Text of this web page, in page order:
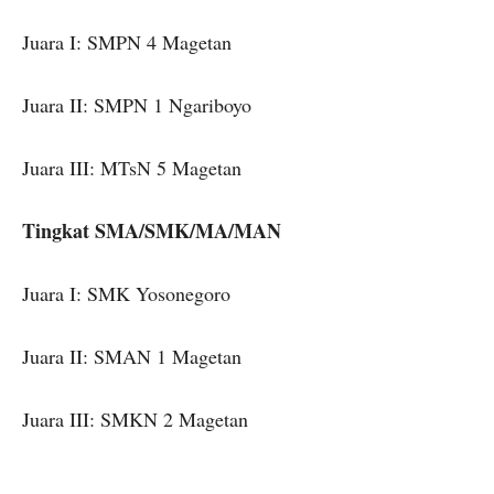
Juara I: SMPN 4 Magetan
Juara II: SMPN 1 Ngariboyo
Juara III: MTsN 5 Magetan
Tingkat SMA/SMK/MA/MAN
Juara I: SMK Yosonegoro
Juara II: SMAN 1 Magetan
Juara III: SMKN 2 Magetan